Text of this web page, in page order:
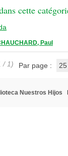
cette
Paul
/ 1) Par page : 25
Nuestros Hijos